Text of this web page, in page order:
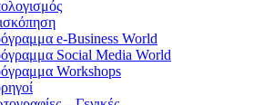
e-Business World
Social Media World
Workshops